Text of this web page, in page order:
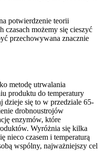
potwierdzenie teorii
czasach możemy się cieszyć
przechowywana znacznie
metodę utrwalania
produktu do temperatury
dzieje się to w przedziale 65-
drobnoustrojów
enzymów, które
Wyróżnia się kilka
nieco czasem i temperaturą
wspólny, najważniejszy cel